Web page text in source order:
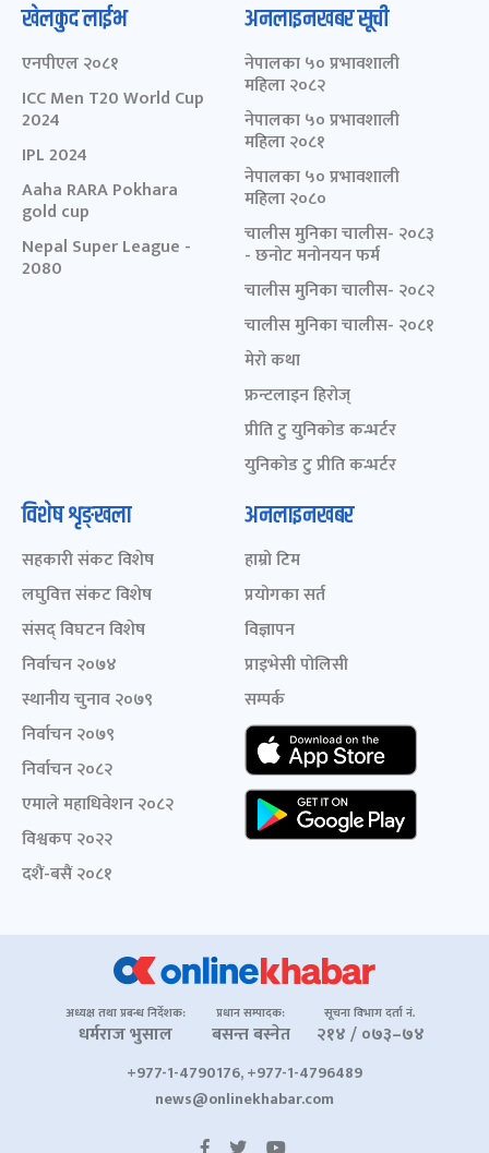
खेलकुद लाईभ
एनपीएल २०८१
ICC Men T20 World Cup
2024
IPL 2024
Aaha RARA Pokhara
gold cup
Nepal Super League -
2080
अनलाइनखबर सूची
नेपालका ५० प्रभावशाली
महिला २०८२
नेपालका ५० प्रभावशाली
महिला २०८१
नेपालका ५० प्रभावशाली
महिला २०८०
चालीस मुनिका चालीस- २०८३
- छनोट मनोनयन फर्म
चालीस मुनिका चालीस- २०८२
चालीस मुनिका चालीस- २०८१
मेरो कथा
फ्रन्टलाइन हिरोज्
प्रीति टु युनिकोड कन्भर्टर
युनिकोड टु प्रीति कन्भर्टर
विशेष शृङ्खला
सहकारी संकट विशेष
लघुवित्त संकट विशेष
संसद् विघटन विशेष
निर्वाचन २०७४
स्थानीय चुनाव २०७९
निर्वाचन २०७९
निर्वाचन २०८२
एमाले महाधिवेशन २०८२
विश्वकप २०२२
दशैं-बसैं २०८१
अनलाइनखबर
हाम्रो टिम
प्रयोगका सर्त
विज्ञापन
प्राइभेसी पोलिसी
सम्पर्क
अध्यक्ष तथा प्रबन्ध निर्देशक:
धर्मराज भुसाल
प्रधान सम्पादक:
बसन्त बस्नेत
सूचना विभाग दर्ता नं.
२१४ / ०७३–७४
+977-1-4790176, +977-1-4796489
news@onlinekhabar.com